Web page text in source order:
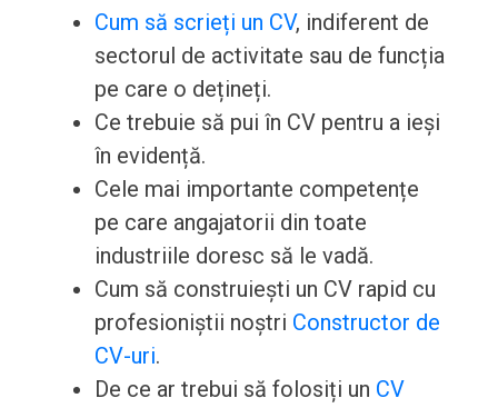
Cum să scrieți un CV, indiferent de
sectorul de activitate sau de funcția
pe care o dețineți.
Ce trebuie să pui în CV pentru a ieși
în evidență.
Cele mai importante competențe
pe care angajatorii din toate
industriile doresc să le vadă.
Cum să construiești un CV rapid cu
profesioniștii noștri Constructor de
CV-uri.
De ce ar trebui să folosiți un CV